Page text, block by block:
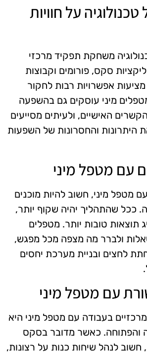
על חוויות
משחקת תפקיד מרכזי
סקס, פורומים וקבוצות
אפשרויות רבות לחקור
מיני עוסקים גם בהשפעה
האישיים, ולעיתים מסייעים
היתרונות והחסרונות של השפעות
עם מטפל מיני
מטפל מיני, חשוב להיות מוכנים
ככל שהתהליך יהיה שקוף יותר,
תוצאות טובות יותר. מטפלים
ולברר מה מצפה מכל מפגש,
לחצים ובניית מערכת יחסים
עם מטפל מיני
בעבודה עם מטפל מיני היא
והפתוחה. כאשר מדובר בסקס
חשוב לנהל שיחות כנות על רצונות,